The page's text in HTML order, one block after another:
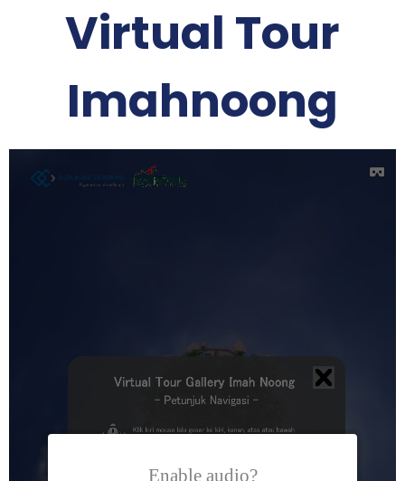
Virtual Tour
Imahnoong